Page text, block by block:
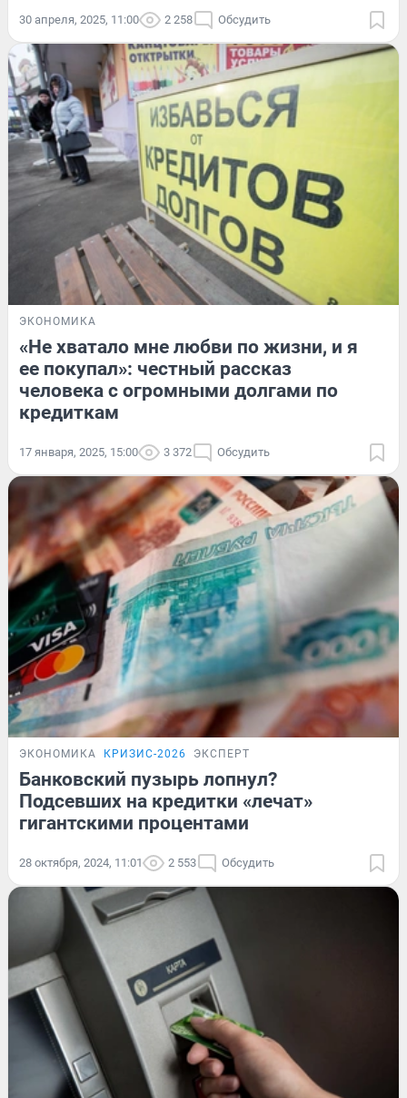
30 апреля, 2025, 11:00 2 258 Обсудить
ЭКОНОМИКА
«Не хватало мне любви по жизни, и я
ее покупал»: честный рассказ
человека с огромными долгами по
кредиткам
17 января, 2025, 15:00 3 372 Обсудить
ЭКОНОМИКА КРИЗИС-2026 ЭКСПЕРТ
Банковский пузырь лопнул?
Подсевших на кредитки «лечат»
гигантскими процентами
28 октября, 2024, 11:01 2 553 Обсудить